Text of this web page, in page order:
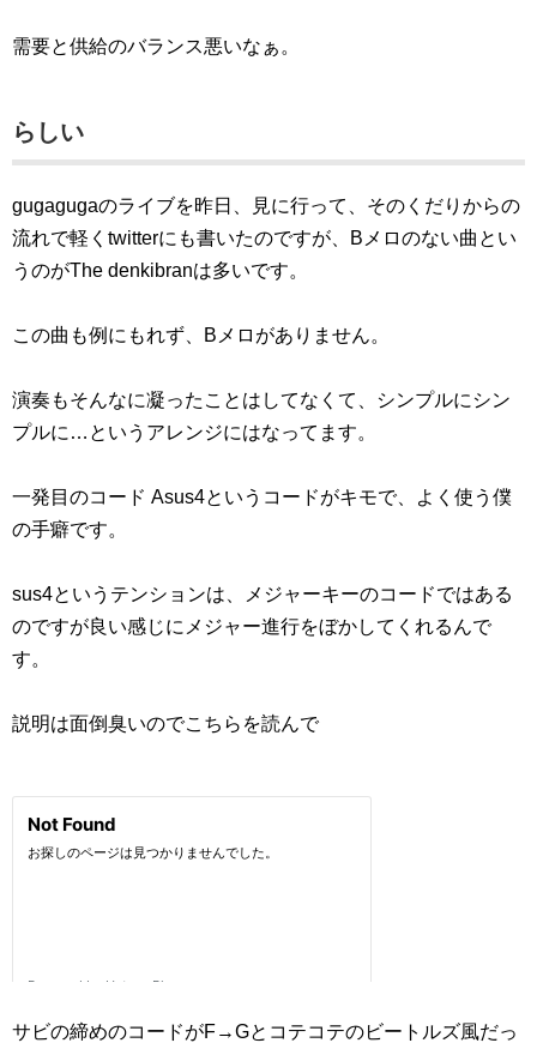
需要と供給のバランス悪いなぁ。
らしい
gugagugaのライブを昨日、見に行って、そのくだりからの
流れで軽くtwitterにも書いたのですが、Bメロのない曲とい
うのがThe denkibranは多いです。
この曲も例にもれず、Bメロがありません。
演奏もそんなに凝ったことはしてなくて、シンプルにシン
プルに…というアレンジにはなってます。
一発目のコード Asus4というコードがキモで、よく使う僕
の手癖です。
sus4というテンションは、メジャーキーのコードではある
のですが良い感じにメジャー進行をぼかしてくれるんで
す。
説明は面倒臭いのでこちらを読んで
サビの締めのコードがF→Gとコテコテのビートルズ風だっ